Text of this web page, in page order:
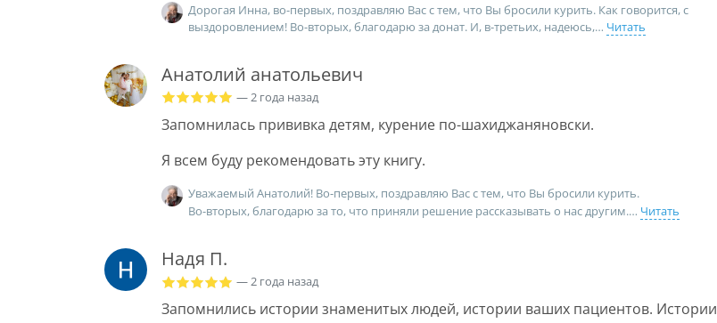
Дорогая Инна, во-первых, поздравляю Вас с тем, что Вы бросили курить. Как говорится, с
выздоровлением! Во-вторых, благодарю за донат. И, в-третьих, надеюсь,
Читать
Анатолий анатольевич
— 2 года назад
Запомнилась прививка детям, курение по-шахиджаняновски.
Я всем буду рекомендовать эту книгу.
Уважаемый Анатолий! Во-первых, поздравляю Вас с тем, что Вы бросили курить.
Во-вторых, благодарю за то, что приняли решение рассказывать о нас другим.
Читать
Надя П.
— 2 года назад
Запомнились истории знаменитых людей, истории ваших пациентов. Истории